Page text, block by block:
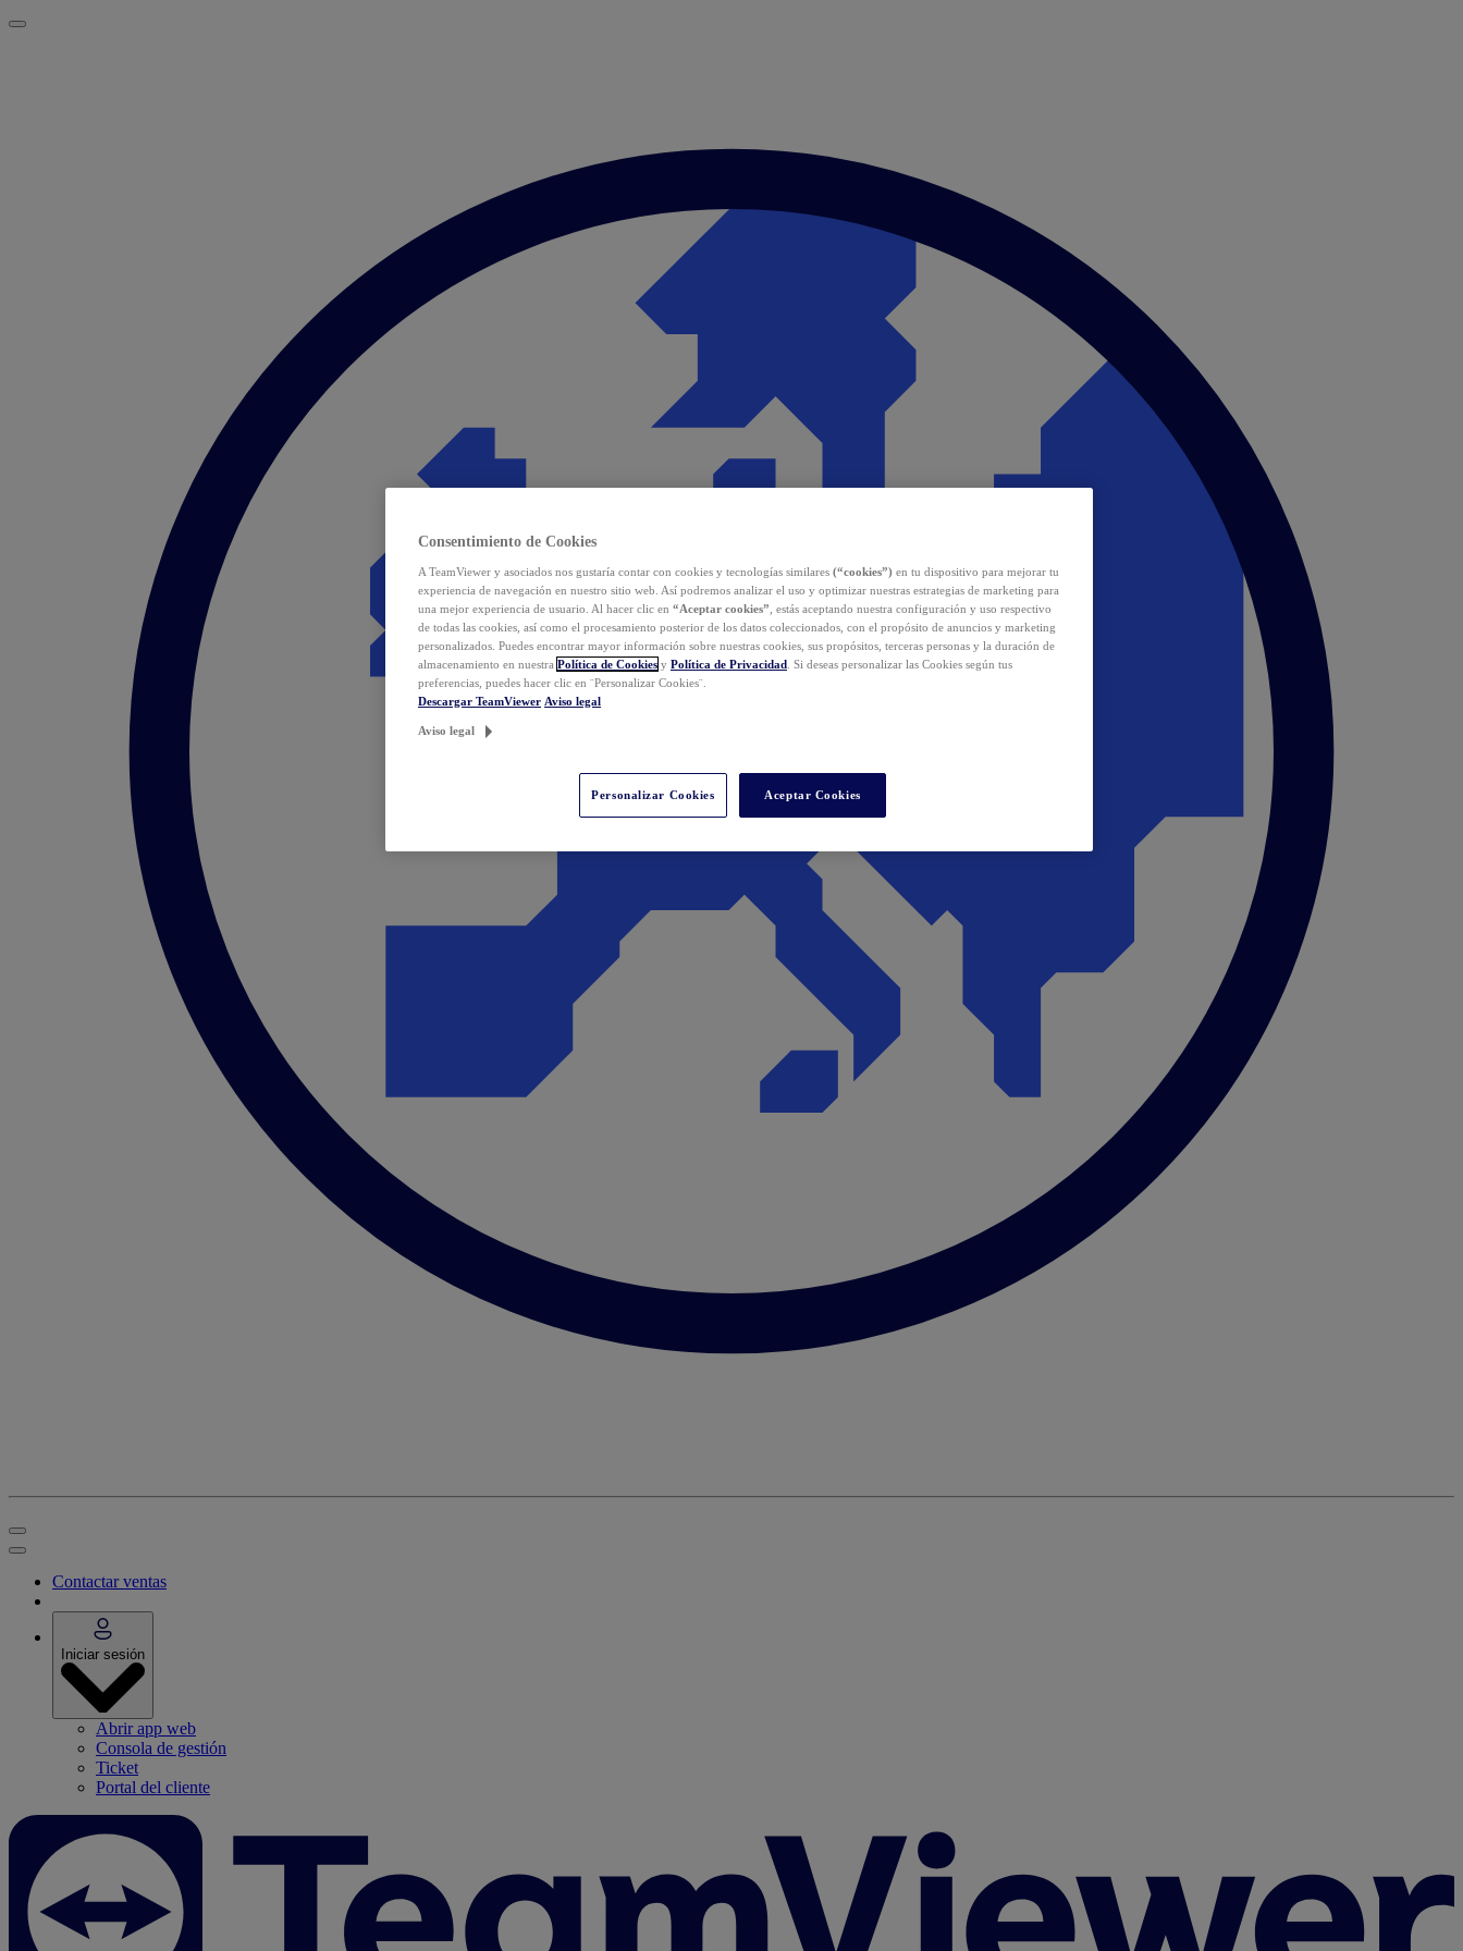
Contactar ventas
Iniciar sesión
Abrir app web
Consola de gestión
Ticket
Portal del cliente
Consentimiento de Cookies
A TeamViewer y asociados nos gustaría contar con cookies y tecnologías similares (“cookies”) en tu dispositivo para mejorar tu
experiencia de navegación en nuestro sitio web. Así podremos analizar el uso y optimizar nuestras estrategias de marketing para
una mejor experiencia de usuario. Al hacer clic en “Aceptar cookies” , estás aceptando nuestra configuración y uso respectivo
de todas las cookies, así como el procesamiento posterior de los datos coleccionados, con el propósito de anuncios y marketing
personalizados. Puedes encontrar mayor información sobre nuestras cookies, sus propósitos, terceras personas y la duración de
almacenamiento en nuestra Política de Cookies y Política de Privacidad . Si deseas personalizar las Cookies según tus
preferencias, puedes hacer clic en ¨Personalizar Cookies¨.
Descargar TeamViewer Aviso legal
Aviso legal
Personalizar Cookies Aceptar Cookies